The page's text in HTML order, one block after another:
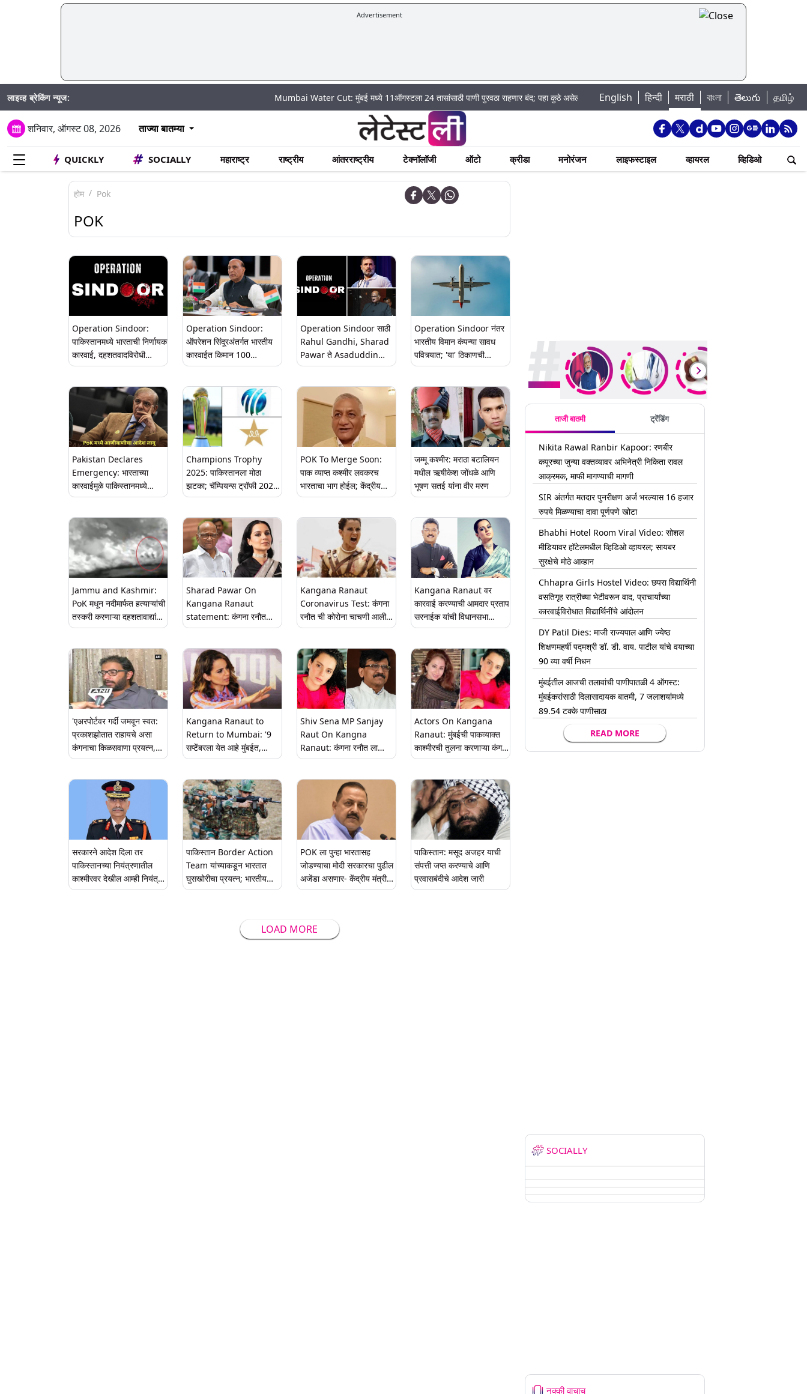
Advertisement
लाइव्ह ब्रेकिंग न्यूज: Mumbai Water Cut: मुंबई मध्ये 11ऑगस्टला 24 तासांसाठी पाणी पुरवठा राहणार बंद; पहा कुठे असेल पाणी बंद| Madhur Satta Matka: मधूर सट्टा मटका बद्दल काही गोष्टी घ्या जाणून
English हिन्दी मराठी বাংলা తెలుగు தமிழ்
शनिवार, ऑगस्ट 08, 2026 ताज्या बातम्या
QUICKLY SOCIALLY महाराष्ट्र राष्ट्रीय आंतरराष्ट्रीय टेक्नॉलॉजी ऑटो क्रीडा मनोरंजन लाइफस्टाइल व्हायरल व्हिडिओ
होम Pok
POK
Operation Sindoor:
पाकिस्तानमध्ये भारताची निर्णायक
कारवाई, दहशतवादविरोधी
सिद्धांताची पुनर्परिभाषा
Operation Sindoor:
ऑपरेशन सिंदूरअंतर्गत भारतीय
कारवाईत किमान 100
दहशतवादी ठार; Rajnath
माहिती
Operation Sindoor साठी
Rahul Gandhi, Sharad
Pawar ते Asaduddin
Owaisi यांच्याकडून सैन्य
नागरिकांनीही केलं सेलिब्रेशन
(Watch Videos)
Operation Sindoor नंतर
भारतीय विमान कंपन्या सावध
पवित्र्यात; 'या' ठिकाणची
विमानतळ केली बंद
Pakistan Declares
Emergency: भारताच्या
कारवाईमुळे पाकिस्तानमध्ये
घबराट; PoK मध्ये आणीबाणीचा
Champions Trophy
2025: पाकिस्तानला मोठा
झटका; चॅम्पियन्स ट्रॉफी 2025
Pok मध्ये जाणार नाही, ICC चा
POK To Merge Soon:
पाक व्याप्त कश्मीर लवकरच
भारताचा भाग होईल; केंद्रीय
मंत्री VK Singh यांची
जम्मू कश्मीर: मराठा बटालियन
मधील ऋषीकेश जोंधळे आणि
भूषण सतई यांना वीर मरण
Jammu and Kashmir:
PoK मधून नदीमार्फत हत्याऱ्यांची
तस्करी करणाऱ्या दहशतावाद्यांचा
कट भारतीय लष्कराने उधळला;
जप्त (Watch Video)
Sharad Pawar On
Kangana Ranaut
statement: कंगना रनौत
हिच्या वक्तव्यावर शरद पवार
लोकांना उगाच अधिक महत्त्व दिलं
जातंय'
Kangana Ranaut
Coronavirus Test: कंगना
रनौत ची कोरोना चाचणी आली
निगेटिव्ह; हिमाचल प्रदेशहुन मुंंबई
Kangana Ranaut वर
कारवाई करण्याची आमदार प्रताप
सरनाईक यांची विधानसभा
अध्यक्षांना लेखी विनंती;
करून 24 तासात अहवाल सादर
करण्याचे आदेश
'एअरपोर्टवर गर्दी जमवून स्वत:
प्रकाशझोतात राहायचे असा
कंगनाचा किळसवाणा प्रयत्न,
तिला मानसोपचारतज्ज्ञांचे उपचार
Kangana Ranaut to
Return to Mumbai: '9
सप्टेंबरला येत आहे मुंबईत,
कोणाच्या बापाची हिम्मत असेल
कंगना रनौत
Shiv Sena MP Sanjay
Raut On Kangna
Ranaut: कंगना रनौत ला
पाठिंबा देऊन मुंबई आणि मुंबई
राजकीय प्रयत्न; संजय राऊत
यांची प्रतिक्रिया
Actors On Kangana
Ranaut: मुंबईची पाकव्याक्त
काश्मीरची तुलना करणाऱ्या कंगना
रनौत हिला उर्मिला मातोंडकर,
उत्तर; पहा काय म्हणाल्या (View
Tweets)
सरकारने आदेश दिला तर
पाकिस्तानच्या नियंत्रणातील
काश्मीरवर देखील आम्ही नियंत्रण
मिळवू: लष्कर प्रमुख मुकुंद नरवणे
पाकिस्तान Border Action
Team यांच्याकडून भारतात
घुसखोरीचा प्रयत्न; भारतीय
सैन्याच्या कारवाईनंतर जीव मुठीत
POK ला पुन्हा भारतासह
जोडण्याचा मोदी सरकारचा पुढील
अजेंडा असणार- केंद्रीय मंत्री
जितेंद्र सिंह
पाकिस्तान: मसूद अजहर याची
संपत्ती जप्त करण्याचे आणि
प्रवासबंदीचे आदेश जारी
LOAD MORE
ताजी बातमी ट्रेंडिंग
Nikita Rawal Ranbir Kapoor: रणबीर
कपूरच्या जुन्या वक्तव्यावर अभिनेत्री निकिता रावल
आक्रमक, माफी मागण्याची मागणी
SIR अंतर्गत मतदार पुनरीक्षण अर्ज भरल्यास 16 हजार
रुपये मिळण्याचा दावा पूर्णपणे खोटा
Bhabhi Hotel Room Viral Video: सोशल
मीडियावर हॉटेलमधील व्हिडिओ व्हायरल; सायबर
सुरक्षेचे मोठे आव्हान
Chhapra Girls Hostel Video: छपरा विद्यार्थिनी
वसतिगृह रात्रीच्या भेटीवरून वाद, प्राचार्यांच्या
कारवाईविरोधात विद्यार्थिनींचे आंदोलन
DY Patil Dies: माजी राज्यपाल आणि ज्येष्ठ
शिक्षणमहर्षी पद्मश्री डॉ. डी. वाय. पाटील यांचे वयाच्या
90 व्या वर्षी निधन
मुंबईतील आजची तलावांची पाणीपातळी 4 ऑगस्ट:
मुंबईकरांसाठी दिलासादायक बातमी, 7 जलाशयांमध्ये
89.54 टक्के पाणीसाठा
READ MORE
SOCIALLY
नक्की वाचाच